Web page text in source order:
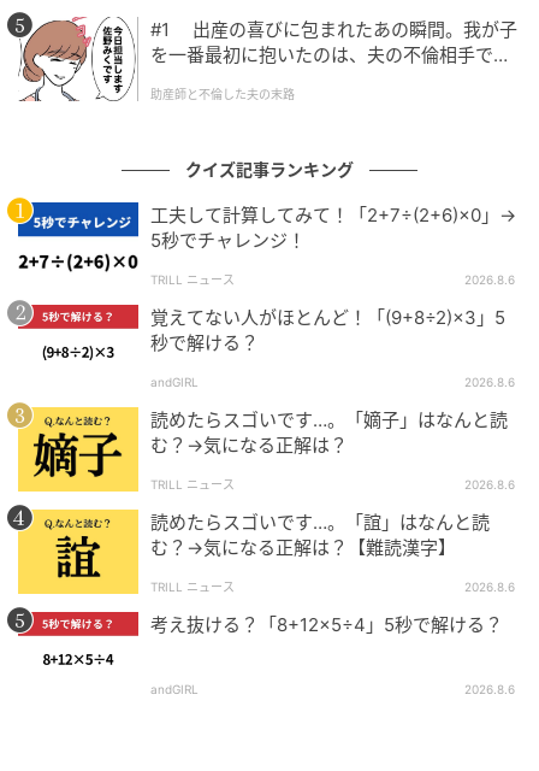
【クロスワードクイズ】解けると爽快！ □に
入るひらがなは？ お出かけスポットや人気の
和菓子がヒント
#1 出産の喜びに包まれたあの瞬間。我が子
を一番最初に抱いたのは、夫の不倫相手でし
助産師と不倫した夫の末路
クイズ記事ランキング
工夫して計算してみて！「2+7÷(2+6)×0」→
5秒でチャレンジ！
TRILL ニュース 2026.8.6
覚えてない人がほとんど！「(9+8÷2)×3」5
秒で解ける？
andGIRL 2026.8.6
読めたらスゴいです…。「嫡子」はなんと読
む？→気になる正解は？
TRILL ニュース 2026.8.6
読めたらスゴいです…。「誼」はなんと読
む？→気になる正解は？【難読漢字】
TRILL ニュース 2026.8.6
考え抜ける？「8+12×5÷4」5秒で解ける？
andGIRL 2026.8.6